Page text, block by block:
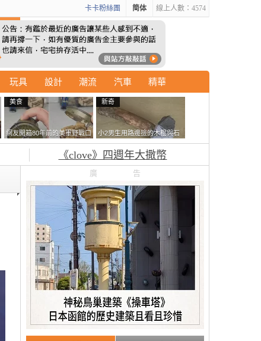
線上人數：4574
简体
卡卡粉絲團
玩具 設計 潮流 汽車 精華
美食
網友開箱80年前的美軍野戰口
糧 罐頭本身保存良好，但裡
新奇
小2男生用路邊撿的木棍與石
頭做成了《石斧》馬麻打開書
包嚇一跳怎麼會有這種東
西！？
《clove》四週年大撒幣
廣告